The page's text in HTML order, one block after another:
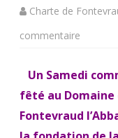
Charte de
commentaire
6
avril
2019
Un Samedi
fêté au Domaine
Fontevraud